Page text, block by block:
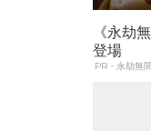
《永劫
登場
PR・永劫無間